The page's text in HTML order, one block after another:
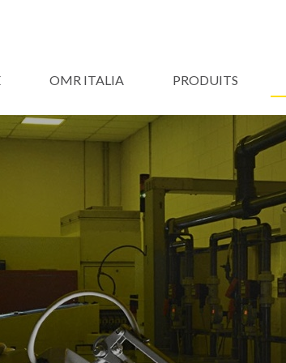
OMR ITALIA PRODUITS